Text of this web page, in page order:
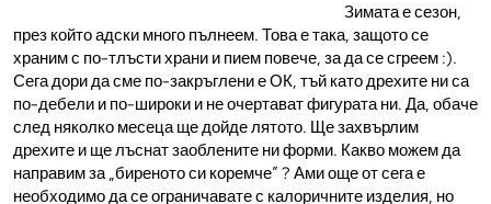
Зимата е сезон,
през който адски много пълнеем. Това е така, защото се
храним с по-тлъсти храни и пием повече, за да се сгреем :).
Сега дори да сме по-закръглени е ОК, тъй като дрехите ни са
по-дебели и по-широки и не очертават фигурата ни. Да, обаче
след няколко месеца ще дойде лятото. Ще захвърлим
дрехите и ще лъснат заоблените ни форми. Какво можем да
направим за „биреното си коремче” ? Ами още от сега е
необходимо да се ограничавате с калоричните изделия, но